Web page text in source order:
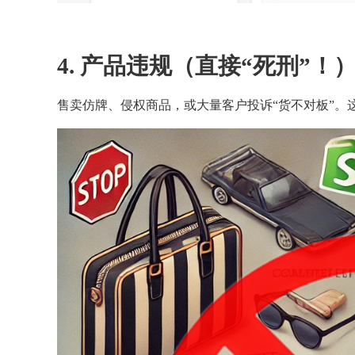
4. 产品违规（直接“死刑”！
售卖仿牌、侵权商品，或大量客户投诉“货不对板”